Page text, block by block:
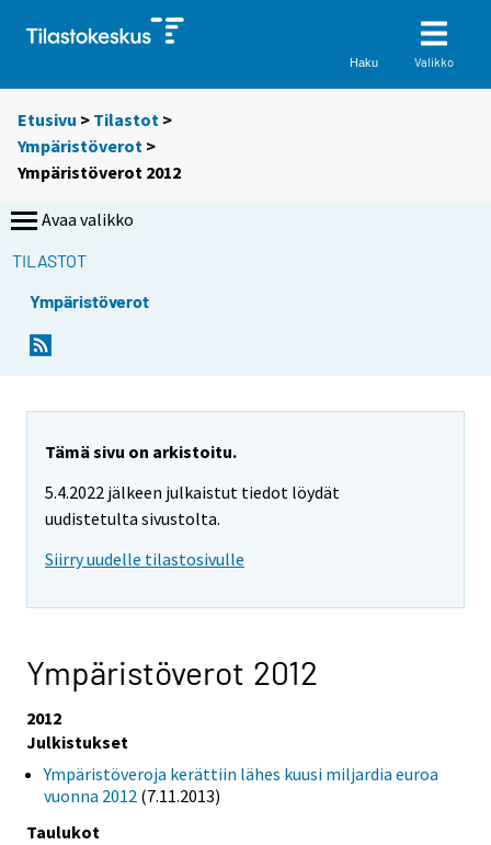
Haku Valikko
Etusivu > Tilastot >
Ympäristöverot >
Ympäristöverot 2012
Avaa valikko
TILASTOT
Ympäristöverot
Tämä sivu on arkistoitu.
5.4.2022 jälkeen julkaistut tiedot löydät
uudistetulta sivustolta.
Siirry uudelle tilastosivulle
Ympäristöverot 2012
2012
Julkistukset
Ympäristöveroja kerättiin lähes kuusi miljardia euroa
vuonna 2012 (7.11.2013)
Taulukot